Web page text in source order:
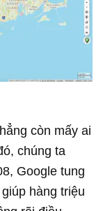
còn mấy ai
chúng ta
Google tung
hàng triệu